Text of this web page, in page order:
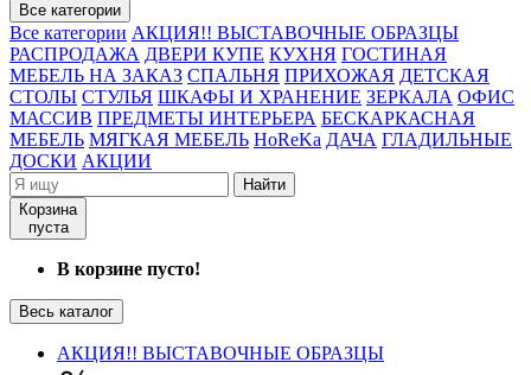
Все категории
Все категории АКЦИЯ!! ВЫСТАВОЧНЫЕ ОБРАЗЦЫ
РАСПРОДАЖА ДВЕРИ КУПЕ КУХНЯ ГОСТИНАЯ
МЕБЕЛЬ НА ЗАКАЗ СПАЛЬНЯ ПРИХОЖАЯ ДЕТСКАЯ
СТОЛЫ СТУЛЬЯ ШКАФЫ И ХРАНЕНИЕ ЗЕРКАЛА ОФИС
МАССИВ ПРЕДМЕТЫ ИНТЕРЬЕРА БЕСКАРКАСНАЯ
МЕБЕЛЬ МЯГКАЯ МЕБЕЛЬ HoReKa ДАЧА ГЛАДИЛЬНЫЕ
ДОСКИ АКЦИИ
Найти
Корзина
пуста
В корзине пусто!
Весь каталог
АКЦИЯ!! ВЫСТАВОЧНЫЕ ОБРАЗЦЫ